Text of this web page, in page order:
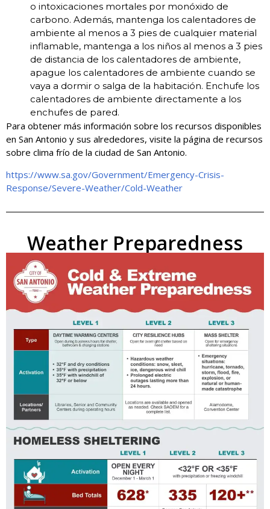
o intoxicaciones mortales por monóxido de
carbono. Además, mantenga los calentadores de
ambiente al menos a 3 pies de cualquier material
inflamable, mantenga a los niños al menos a 3 pies
de distancia de los calentadores de ambiente,
apague los calentadores de ambiente cuando se
vaya a dormir o salga de la habitación. Enchufe los
calentadores de ambiente directamente a los
enchufes de pared.
Para obtener más información sobre los recursos disponibles
en San Antonio y sus alrededores, visite la página de recursos
sobre clima frío de la ciudad de San Antonio.
https://www.sa.gov/Government/Emergency-Crisis-
Response/Severe-Weather/Cold-Weather
Weather Preparedness